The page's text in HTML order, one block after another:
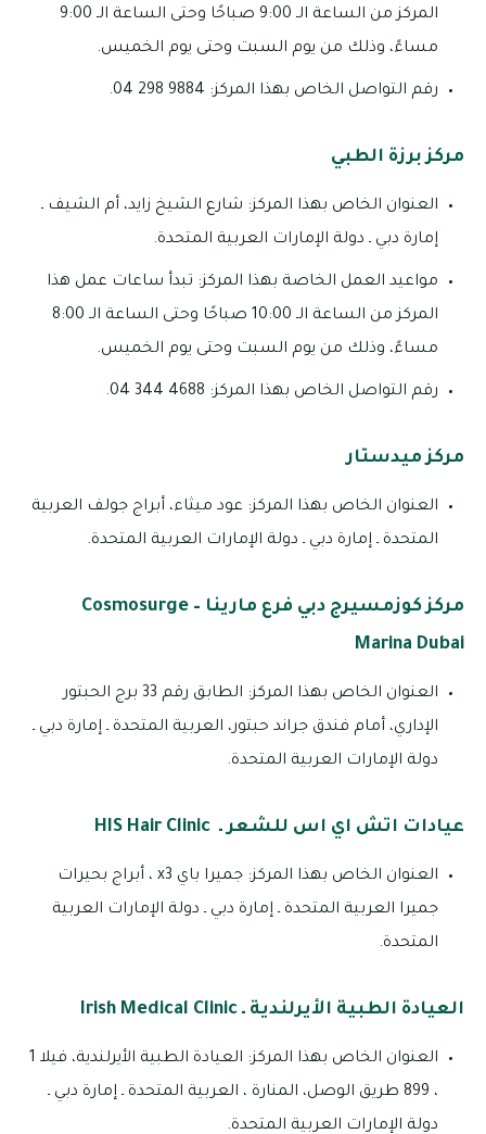
المركز من الساعة الـ 9:00 صباحًا وحتى الساعة الـ 9:00
مساءً، وذلك من يوم السبت وحتى يوم الخميس.
رقم التواصل الخاص بهذا المركز: 9884 298 04.
مركز برزة الطبي
العنوان الخاص بهذا المركز: شارع الشيخ زايد، أم الشيف ـ
إمارة دبي ـ دولة الإمارات العربية المتحدة.
مواعيد العمل الخاصة بهذا المركز: تبدأ ساعات عمل هذا
المركز من الساعة الـ 10:00 صباحًا وحتى الساعة الـ 8:00
مساءً، وذلك من يوم السبت وحتى يوم الخميس.
رقم التواصل الخاص بهذا المركز: 4688 344 04.
مركز ميدستار
العنوان الخاص بهذا المركز: عود ميثاء، أبراج جولف العربية
المتحدة ـ إمارة دبي ـ دولة الإمارات العربية المتحدة.
مركز كوزمسيرج دبي فرع مارينا – Cosmosurge
Marina Dubai
العنوان الخاص بهذا المركز: الطابق رقم 33 برج الحبتور
الإداري، أمام فندق جراند حبتور، العربية المتحدة ـ إمارة دبي ـ
دولة الإمارات العربية المتحدة.
عيادات اتش اي اس للشعر ـ HIS Hair Clinic
العنوان الخاص بهذا المركز: جميرا باي x3 ، أبراج بحيرات
جميرا العربية المتحدة ـ إمارة دبي ـ دولة الإمارات العربية
المتحدة.
العيادة الطبية الأيرلندية ـ Irish Medical Clinic
العنوان الخاص بهذا المركز: العيادة الطبية الأيرلندية، فيلا 1
، 899 طريق الوصل، المنارة ، العربية المتحدة ـ إمارة دبي ـ
دولة الإمارات العربية المتحدة.